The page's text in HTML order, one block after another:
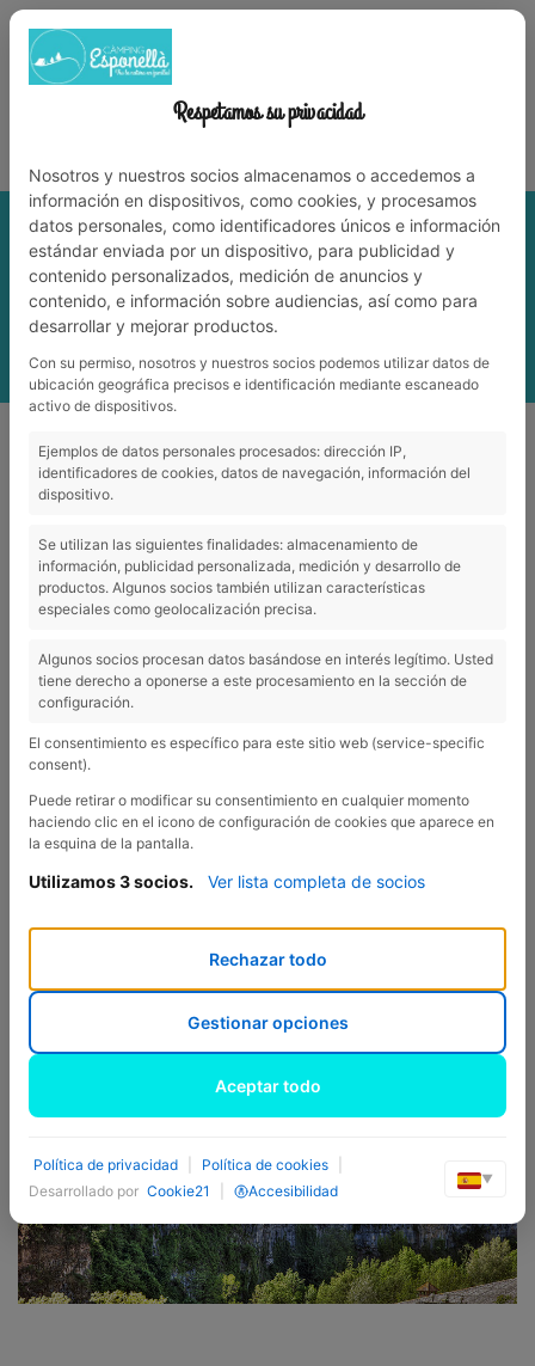
972 59 70 74
WERK MET ONS
Leve de natuur met familie!
Cultuur_Castellfollit de la Roca
Castellfollit de la Roca
30 minuten - Castellfollit de la Roca:
met zijn exelente gebouwen boven op de naakte rotsen. Dicht
bij de Garrotxa vertoont het speciale schoonheid en is het
bezoek meer dan waard. En vele fotos!
MEER INFORMATIE
Previous
Respetamos su privacidad
Nosotros y nuestros socios almacenamos o accedemos a
información en dispositivos, como cookies, y procesamos
datos personales, como identificadores únicos e información
estándar enviada por un dispositivo, para publicidad y
contenido personalizados, medición de anuncios y
contenido, e información sobre audiencias, así como para
desarrollar y mejorar productos.
Con su permiso, nosotros y nuestros socios podemos utilizar datos de
ubicación geográfica precisos e identificación mediante escaneado
activo de dispositivos.
Ejemplos de datos personales procesados: dirección IP,
identificadores de cookies, datos de navegación, información del
dispositivo.
Se utilizan las siguientes finalidades: almacenamiento de
información, publicidad personalizada, medición y desarrollo de
productos. Algunos socios también utilizan características
especiales como geolocalización precisa.
Algunos socios procesan datos basándose en interés legítimo. Usted
tiene derecho a oponerse a este procesamiento en la sección de
configuración.
El consentimiento es específico para este sitio web (service-specific
consent).
Puede retirar o modificar su consentimiento en cualquier momento
haciendo clic en el icono de configuración de cookies que aparece en
la esquina de la pantalla.
Utilizamos 3 socios. Ver lista completa de socios
Rechazar todo
Gestionar opciones
Aceptar todo
Política de privacidad Política de cookies
Desarrollado por Cookie21 Accesibilidad
▼